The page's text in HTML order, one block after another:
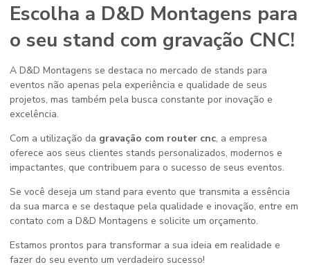
Escolha a D&D Montagens para
o seu stand com gravação CNC!
A D&D Montagens se destaca no mercado de stands para
eventos não apenas pela experiência e qualidade de seus
projetos, mas também pela busca constante por inovação e
excelência.
Com a utilização da gravação com router cnc, a empresa
oferece aos seus clientes stands personalizados, modernos e
impactantes, que contribuem para o sucesso de seus eventos.
Se você deseja um stand para evento que transmita a essência
da sua marca e se destaque pela qualidade e inovação, entre em
contato com a D&D Montagens e solicite um orçamento.
Estamos prontos para transformar a sua ideia em realidade e
fazer do seu evento um verdadeiro sucesso!